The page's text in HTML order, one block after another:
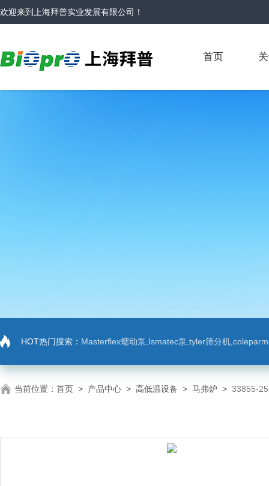
欢迎来到 上海拜普实业发展有限公司 ！
首页
HOT热门搜索： Masterflex蠕动泵,Ismatec泵,tyler筛分机,coleparmer,注射
当前位置： 首页 > 产品中心 > 高低温设备 > 马弗炉 > 33855-